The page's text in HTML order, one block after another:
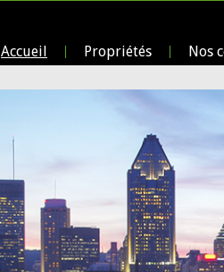
Accueil Propriétés Nos